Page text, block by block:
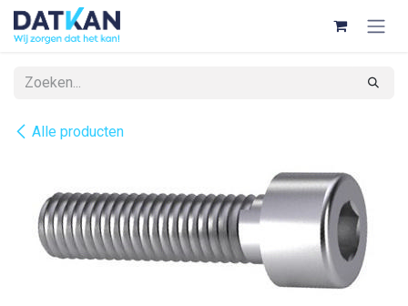
Overslaan naar inhoud
Alle producten